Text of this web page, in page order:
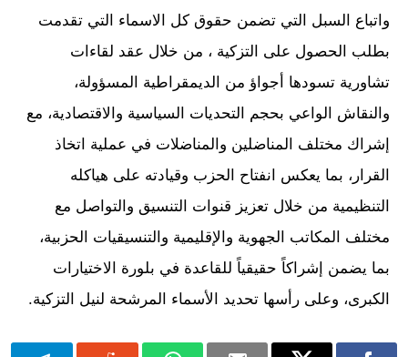
واتباع السبل التي تضمن حقوق كل الاسماء التي تقدمت
بطلب الحصول على التزكية ، من خلال عقد لقاءات
تشاورية تسودها أجواؤ من الديمقراطية المسؤولة،
والنقاش الواعي بحجم التحديات السياسية والاقتصادية، مع
إشراك مختلف المناضلين والمناضلات في عملية اتخاذ
القرار، بما يعكس انفتاح الحزب وقيادته على هياكله
التنظيمية من خلال تعزيز قنوات التنسيق والتواصل مع
مختلف المكاتب الجهوية والإقليمية والتنسيقيات الحزبية،
بما يضمن إشراكاً حقيقياً للقاعدة في بلورة الاختيارات
الكبرى، وعلى رأسها تحديد الأسماء المرشحة لنيل التزكية.